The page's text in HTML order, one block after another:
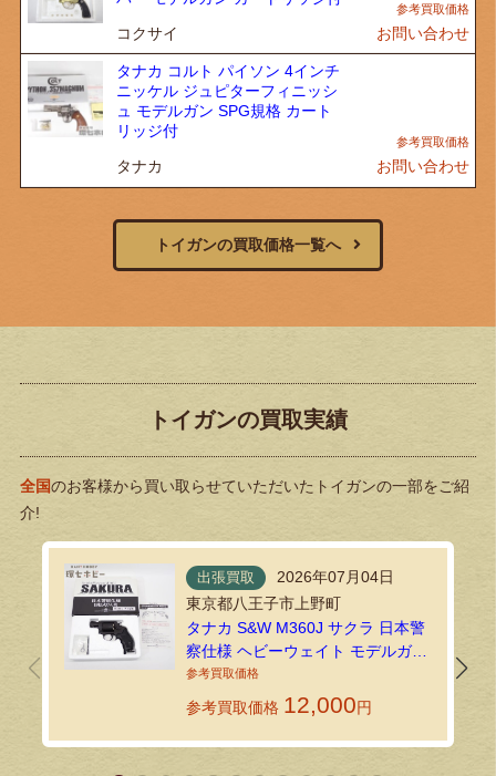
コクサイ お問い合わせ
タナカ コルト パイソン 4インチ
ニッケル ジュピターフィニッシ
ュ モデルガン SPG規格 カート
リッジ付
タナカ お問い合わせ
トイガンの買取価格一覧へ
トイガンの買取実績
全国のお客様から買い取らせていただいたトイガンの一部をご紹
介!
出張買取
2026年07月04日
東京都八王子市上野町
タナカ S&W M360J サクラ 日本警
察仕様 ヘビーウェイト モデルガン
を出張買取しました
参考買取価格 12,000円